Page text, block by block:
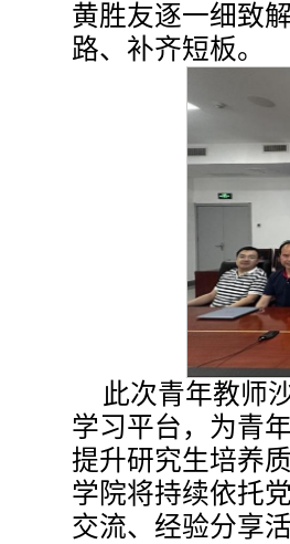
黄胜友逐一细致
路、补齐短板。
此次青年教师
学习平台，为青
提升研究生培养
学院将持续依托
交流、经验分享